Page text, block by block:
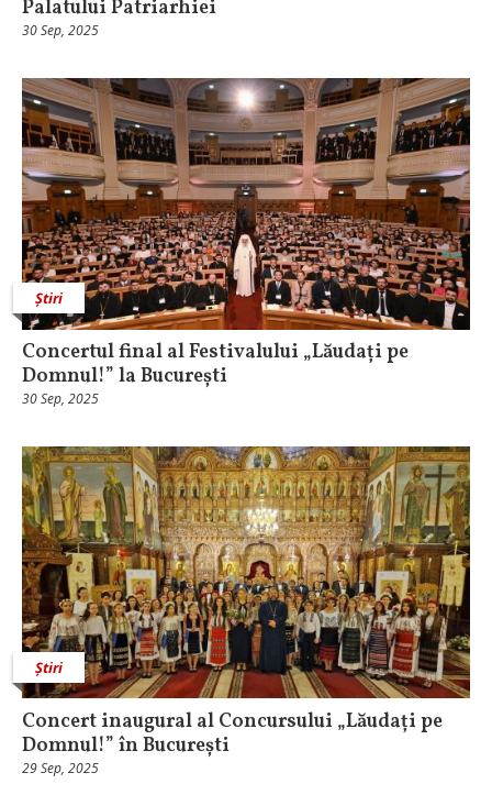
Palatului Patriarhiei
30 Sep, 2025
Știri
Concertul final al Festivalului „Lăudați pe
Domnul!” la București
30 Sep, 2025
Știri
Concert inaugural al Concursului „Lăudați pe
Domnul!” în București
29 Sep, 2025